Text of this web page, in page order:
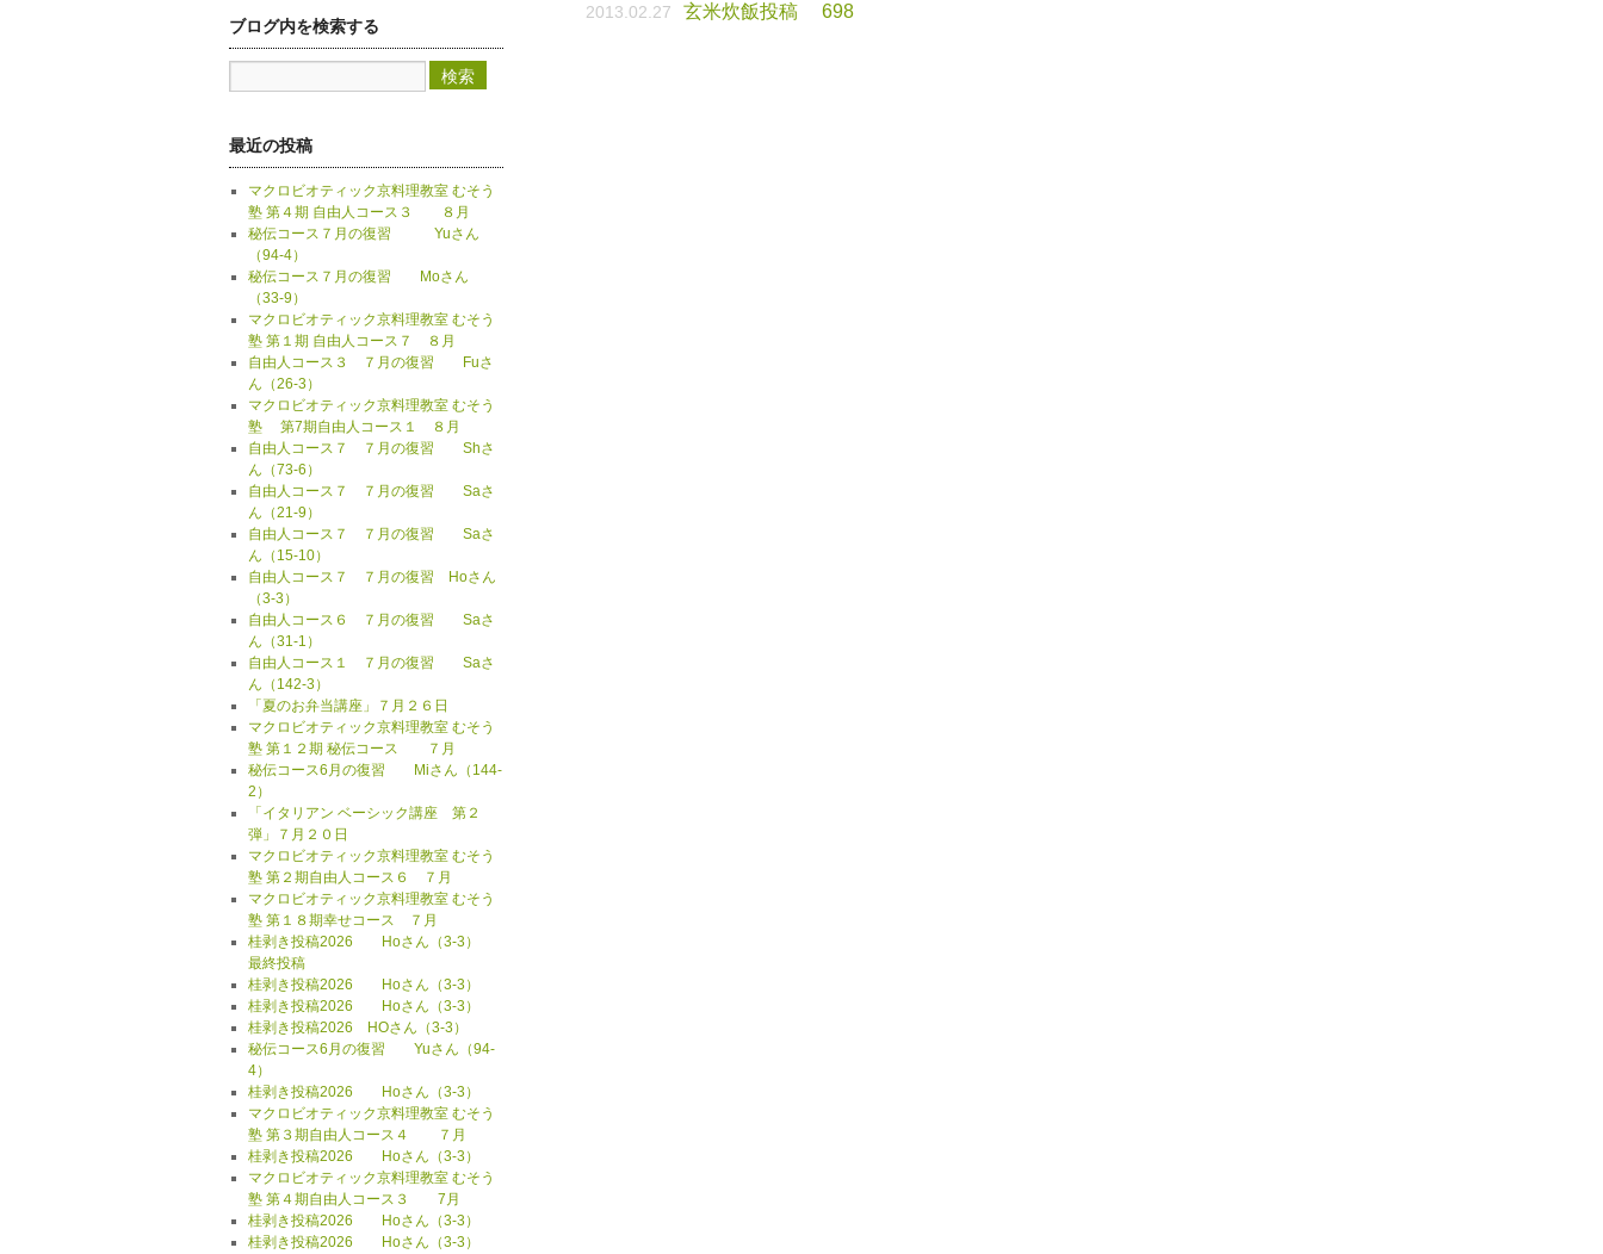
2013.02.27 玄米炊飯投稿 698
ブログ内を検索する
最近の投稿
マクロビオティック京料理教室 むそう
塾 第４期 自由人コース３ ８月
秘伝コース７月の復習 Yuさん
（94-4）
秘伝コース７月の復習 Moさん
（33-9）
マクロビオティック京料理教室 むそう
塾 第１期 自由人コース７ ８月
自由人コース３ ７月の復習 Fuさ
ん（26-3）
マクロビオティック京料理教室 むそう
塾 第7期自由人コース１ ８月
自由人コース７ ７月の復習 Shさ
ん（73-6）
自由人コース７ ７月の復習 Saさ
ん（21-9）
自由人コース７ ７月の復習 Saさ
ん（15-10）
自由人コース７ ７月の復習 Hoさん
（3-3）
自由人コース６ ７月の復習 Saさ
ん（31-1）
自由人コース１ ７月の復習 Saさ
ん（142-3）
「夏のお弁当講座」７月２６日
マクロビオティック京料理教室 むそう
塾 第１２期 秘伝コース ７月
秘伝コース6月の復習 Miさん（144-
2）
「イタリアン ベーシック講座 第２
弾」７月２０日
マクロビオティック京料理教室 むそう
塾 第２期自由人コース６ ７月
マクロビオティック京料理教室 むそう
塾 第１８期幸せコース ７月
桂剥き投稿2026 Hoさん（3-3）
最終投稿
桂剥き投稿2026 Hoさん（3-3）
桂剥き投稿2026 Hoさん（3-3）
桂剥き投稿2026 HOさん（3-3）
秘伝コース6月の復習 Yuさん（94-
4）
桂剥き投稿2026 Hoさん（3-3）
マクロビオティック京料理教室 むそう
塾 第３期自由人コース４ ７月
桂剥き投稿2026 Hoさん（3-3）
マクロビオティック京料理教室 むそう
塾 第４期自由人コース３ 7月
桂剥き投稿2026 Hoさん（3-3）
桂剥き投稿2026 Hoさん（3-3）